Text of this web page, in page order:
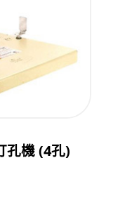
孔機 (4孔)